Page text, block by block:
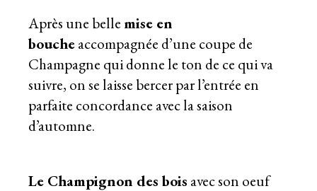
Après une bellemise en
boucheaccompagnée d’une coupe de
Champagne qui donne le ton de ce qui va
suivre, on se laisse bercer par l’entrée en
parfaite concordance avec la saison
d’automne.
Le Champignon des bois avec son oeuf